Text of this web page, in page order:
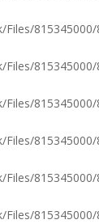
815345000/
815345000/
815345000/
815345000/
815345000/
815345000/